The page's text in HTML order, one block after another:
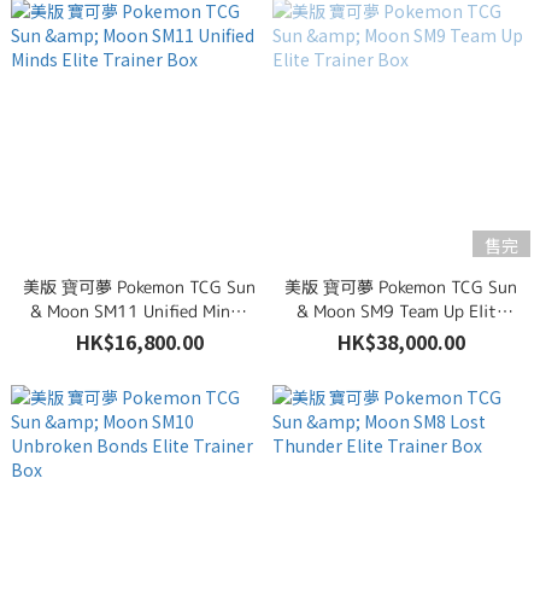
美版 寶可夢 Pokemon TCG Sun
& Moon SM11 Unified Minds
Elite Trainer Box
HK$16,800.00
售完
美版 寶可夢 Pokemon TCG Sun
& Moon SM9 Team Up Elite
Trainer Box
HK$38,000.00